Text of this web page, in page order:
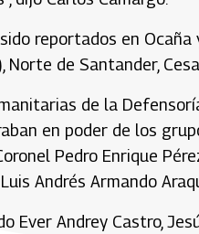
reportados en Ocaña
de Santander,
de la
en poder de los
Pedro Enrique
Andrés Armando
Ever Andrey Castro,